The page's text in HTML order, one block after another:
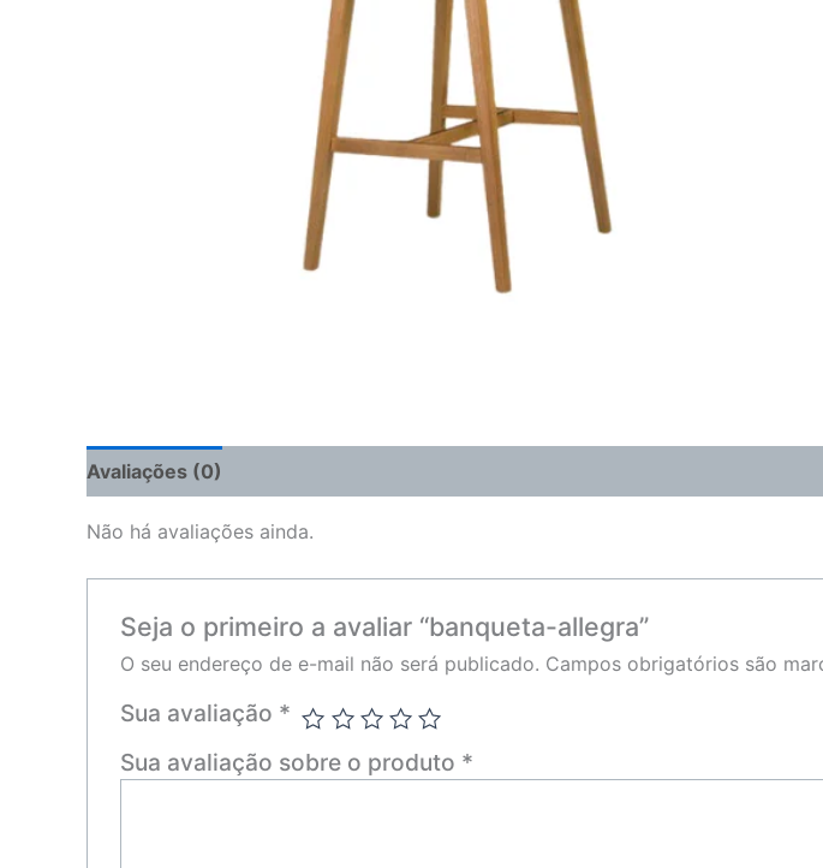
Avaliações (0)
Não há avaliações ainda.
Seja o primeiro a avaliar “banqueta-allegra”
O seu endereço de e-mail não será publicado. Campos obrigatórios são
Sua avaliação *
Sua avaliação sobre o produto *